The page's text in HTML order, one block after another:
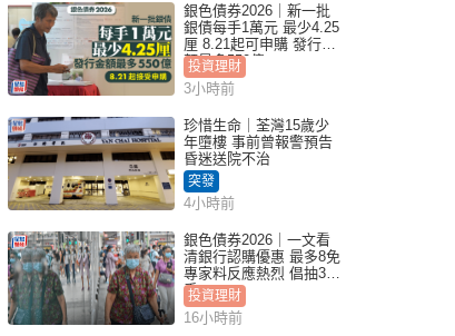
銀色債券2026｜新一批
銀債每手1萬元 最少4.25
厘 8.21起可申購 發行金
額最多550億
投資理財
3小時前
珍惜生命｜荃灣15歲少
年墮樓 事前曾報警預告
昏迷送院不治
突發
4小時前
銀色債券2026｜一文看
清銀行認購優惠 最多8免
專家料反應熱烈 倡抽30
手
投資理財
16小時前